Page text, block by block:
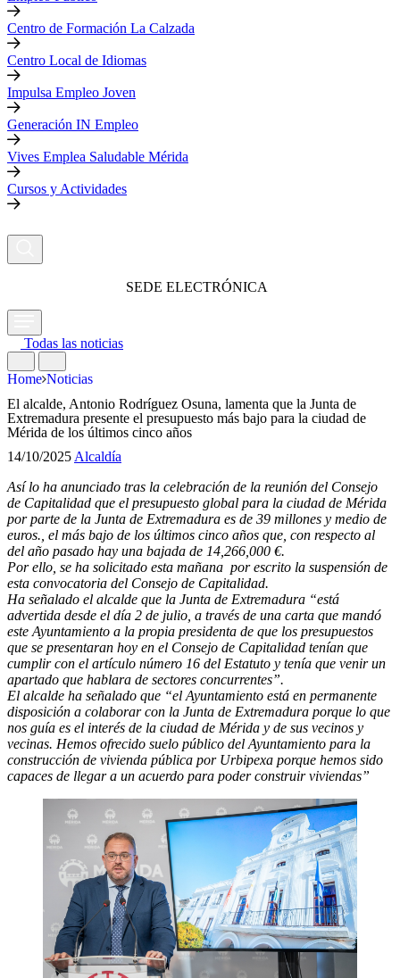
Centro de Formación La Calzada
Centro Local de Idiomas
Impulsa Empleo Joven
Generación IN Empleo
Vives Emplea Saludable Mérida
Cursos y Actividades
SEDE ELECTRÓNICA
Todas las noticias
Home Noticias
El alcalde, Antonio Rodríguez Osuna, lamenta que la Junta de
Extremadura presente el presupuesto más bajo para la ciudad de
Mérida de los últimos cinco años
14/10/2025Alcaldía
Así lo ha anunciado tras la celebración de la reunión del Consejo
de Capitalidad que el presupuesto global para la ciudad de Mérida
por parte de la Junta de Extremadura es de 39 millones y medio de
euros., el más bajo de los últimos cinco años que, con respecto al
del año pasado hay una bajada de 14,266,000 €.
Por ello, se ha solicitado esta mañana por escrito la suspensión de
esta convocatoria del Consejo de Capitalidad.
Ha señalado el alcalde que la Junta de Extremadura “está
advertida desde el día 2 de julio, a través de una carta que mandó
este Ayuntamiento a la propia presidenta de que los presupuestos
que se presentaran hoy en el Consejo de Capitalidad tenían que
cumplir con el artículo número 16 del Estatuto y tenía que venir un
apartado que hablara de sectores concurrentes”.
El alcalde ha señalado que “el Ayuntamiento está en permanente
disposición a colaborar con la Junta de Extremadura porque lo que
nos guía es el interés de la ciudad de Mérida y de sus vecinos y
vecinas. Hemos ofrecido suelo público del Ayuntamiento para la
construcción de vivienda pública por Urbipexa porque hemos sido
capaces de llegar a un acuerdo para poder construir viviendas”